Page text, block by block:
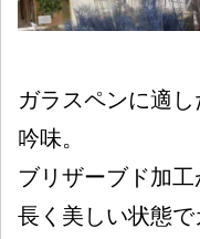
ガラスペンに適
吟味。
ブリザーブド加
長く美しい状態